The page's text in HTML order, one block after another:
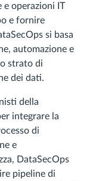
e operazioni IT
e fornire
si basa
automazione e
strato di
dei dati.
della
integrare la
di
e
DataSecOps
pipeline di